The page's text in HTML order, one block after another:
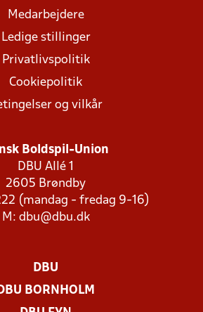
Medarbejdere
Ledige stillinger
Privatlivspolitik
Cookiepolitik
og vilkår
Boldspil-Union
DBU Allé 1
2605 Brøndby
(mandag - fredag 9-16)
M: dbu@dbu.dk
DBU
DBU BORNHOLM